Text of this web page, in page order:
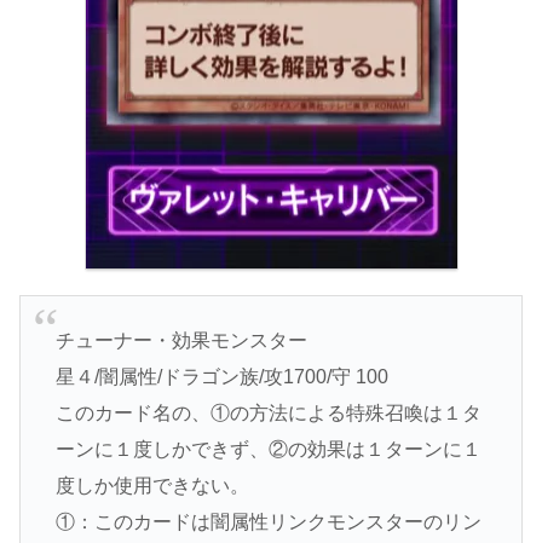
チューナー・効果モンスター
星４/闇属性/ドラゴン族/攻1700/守 100
このカード名の、①の方法による特殊召喚は１タ
ーンに１度しかできず、②の効果は１ターンに１
度しか使用できない。
①：このカードは闇属性リンクモンスターのリン